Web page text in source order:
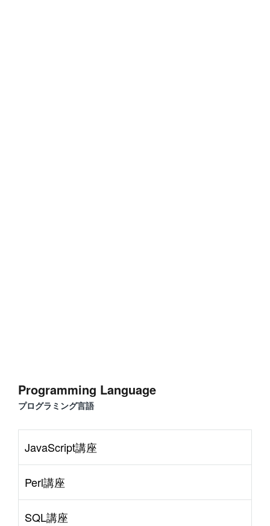
Programming Language
プログラミング言語
JavaScript講座
Perl講座
SQL講座